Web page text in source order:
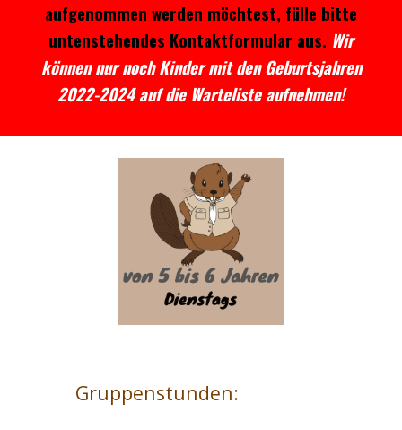
aufgenommen werden möchtest, fülle bitte
untenstehendes Kontaktformular aus. Wir
können nur noch Kinder mit den Geburtsjahren
2022-2024 auf die Warteliste aufnehmen!
Gruppenstunden: